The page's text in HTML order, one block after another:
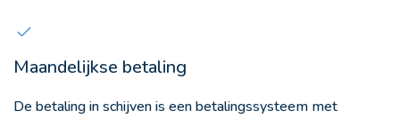
Maandelijkse betaling
De betaling in schijven is een betalingssysteem met